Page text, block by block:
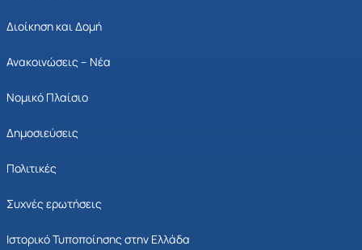
Διοίκηση και Δομή
Ανακοινώσεις – Νέα
Νομικό Πλαίσιο
Δημοσιεύσεις
Πολιτικές
Συχνές ερωτήσεις
Ιστορικό Τυποποίησης στην Ελλάδα